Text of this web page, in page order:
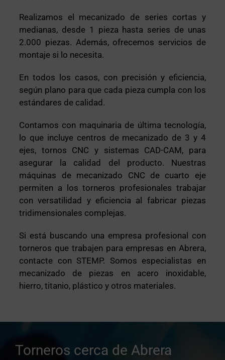
Realizamos el mecanizado de series cortas y
medianas, desde 1 pieza hasta series de unas
2.000 piezas. Además, ofrecemos servicios de
montaje si lo necesita.
En todos los casos, con precisión y eficiencia,
según plano para que cada pieza cumpla con los
estándares de calidad.
Contamos con maquinaria de última tecnología,
lo que incluye centros de mecanizado de 3 y 4
ejes, tornos CNC y sistemas CAD-CAM, para
asegurar la calidad del producto. Nuestras
máquinas de mecanizado CNC de cuarto eje
permiten a los torneros profesionales trabajar
con versatilidad y eficiencia al fabricar piezas
tridimensionales complejas.
Si está buscando una empresa profesional con
torneros que trabajen para empresas en Abrera,
contacte con STEMP. Somos especialistas en
mecanizado de piezas en acero inoxidable,
hierro, titanio, plástico y otros materiales.
Torneros cerca de Abrera